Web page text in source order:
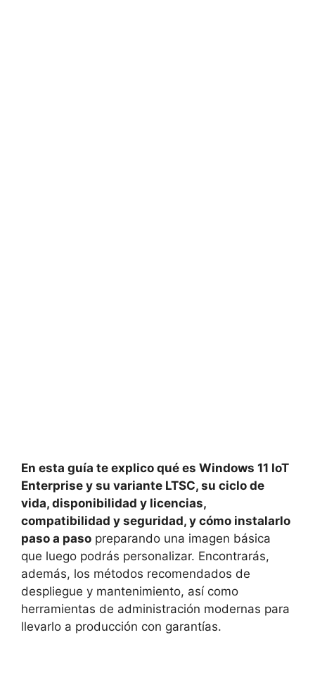
En esta guía te explico qué es Windows 11 IoT
Enterprise y su variante LTSC, su ciclo de
vida, disponibilidad y licencias,
compatibilidad y seguridad, y cómo instalarlo
paso a paso preparando una imagen básica
que luego podrás personalizar. Encontrarás,
además, los métodos recomendados de
despliegue y mantenimiento, así como
herramientas de administración modernas para
llevarlo a producción con garantías.